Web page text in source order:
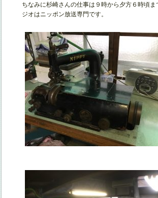
ちなみに杉崎さんの仕事は９時から夕方６時頃
ジオはニッポン放送専門です。